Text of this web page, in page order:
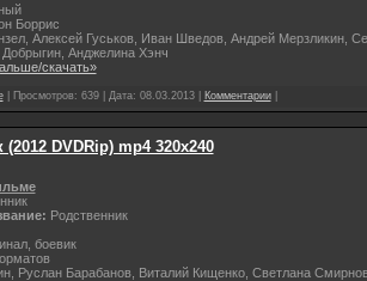
Боррис
Алексей Гуськов, Иван Шведов, Андрей Мерзликин,
Добрыгин, Анджелина Хэнч
скачать»
| Просмотров: 639 | Дата: 08.03.2013| Комментарии|
DVDRip) mp4 320х240
Родственник
боевик
Руслан Барабанов, Виталий Кищенко, Светлана